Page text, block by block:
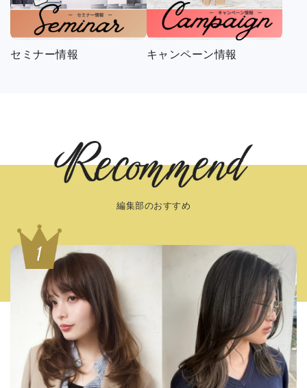
セミナー情報 キャンペーン情報
編集部のおすすめ